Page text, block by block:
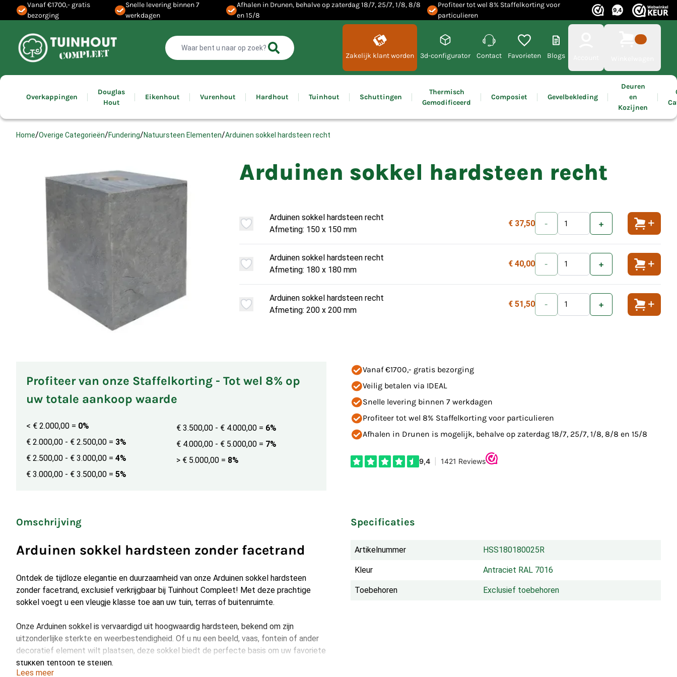
Vanaf €1700,- gratis
bezorging
Snelle levering binnen 7
werkdagen
Afhalen in Drunen, behalve op zaterdag 18/7, 25/7, 1/8, 8/8
en 15/8
Profiteer tot wel 8% Staffelkorting voor
particulieren
Zakelijk klant worden 3d-configurator Contact Favorieten Blogs
Overkappingen
Douglas
Hout
Eikenhout Vurenhout Hardhout Tuinhout Schuttingen
Thermisch
Gemodificeerd
Composiet Gevelbekleding
Deuren
en
Kozijnen
Home/Overige Categorieën/Fundering/Natuursteen Elementen/Arduinen sokkel hardsteen recht
Arduinen sokkel hardsteen recht
Arduinen sokkel hardsteen recht
Afmeting: 150 x 150 mm
€ 37,50 - +
Arduinen sokkel hardsteen recht
Afmeting: 180 x 180 mm
€ 40,00 - +
Arduinen sokkel hardsteen recht
Afmeting: 200 x 200 mm
€ 51,50 - +
Profiteer van onze Staffelkorting - Tot wel 8% op
uw totale aankoop waarde
< € 2.000,00 = 0%
€ 2.000,00 - € 2.500,00 = 3%
€ 2.500,00 - € 3.000,00 = 4%
€ 3.000,00 - € 3.500,00 = 5%
€ 3.500,00 - € 4.000,00 = 6%
€ 4.000,00 - € 5.000,00 = 7%
> € 5.000,00 = 8%
Vanaf €1700,- gratis bezorging
Veilig betalen via IDEAL
Snelle levering binnen 7 werkdagen
Profiteer tot wel 8% Staffelkorting voor particulieren
Afhalen in Drunen is mogelijk, behalve op zaterdag 18/7, 25/7, 1/8, 8/8 en 15/8
Omschrijving
Arduinen sokkel hardsteen zonder facetrand
Ontdek de tijdloze elegantie en duurzaamheid van onze Arduinen sokkel hardsteen
zonder facetrand, exclusief verkrijgbaar bij Tuinhout Compleet! Met deze prachtige
sokkel voegt u een vleugje klasse toe aan uw tuin, terras of buitenruimte.
Onze Arduinen sokkel is vervaardigd uit hoogwaardig hardsteen, bekend om zijn
uitzonderlijke sterkte en weerbestendigheid. Of u nu een beeld, vaas, fontein of ander
decoratief element wilt plaatsen, deze sokkel biedt de perfecte basis om uw favoriete
stukken tentoon te stellen.
Lees meer
Specificaties
Artikelnummer HSS180180025R
Kleur Antraciet RAL 7016
Toebehoren Exclusief toebehoren